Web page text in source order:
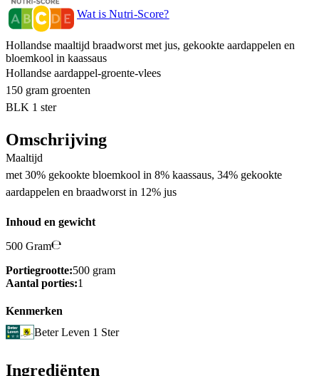
Wat is Nutri-Score?
Hollandse maaltijd braadworst met jus, gekookte aardappelen en
bloemkool in kaassaus
Hollandse aardappel-groente-vlees
150 gram groenten
BLK 1 ster
Omschrijving
Maaltijd
met 30% gekookte bloemkool in 8% kaassaus, 34% gekookte
aardappelen en braadworst in 12% jus
Inhoud en gewicht
500 Gram
Portiegrootte:500 gram
Aantal porties:1
Kenmerken
Beter Leven 1 Ster
Ingrediënten